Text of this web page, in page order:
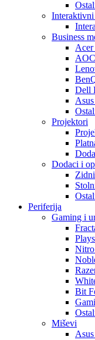
Business
Acer
Dell
Projektori
Dodaci i
Periferija
Gaming i
Nitro
Bit
Miševi